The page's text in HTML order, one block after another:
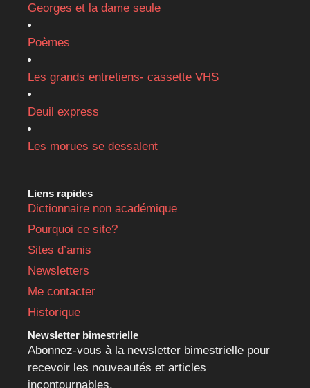
Georges et la dame seule
Poèmes
Les grands entretiens- cassette VHS
Deuil express
Les morues se dessalent
Liens rapides
Dictionnaire non académique
Pourquoi ce site?
Sites d’amis
Newsletters
Me contacter
Historique
Newsletter bimestrielle
Abonnez-vous à la newsletter bimestrielle pour
recevoir les nouveautés et articles
incontournables.